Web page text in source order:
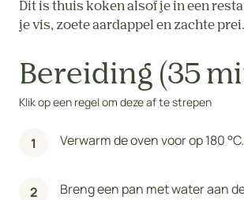
Dit is thuis koken alsof je in een
je vis, zoete aardappel en zachte
Bereiding (35
Klik op een regel om deze af te strepen
Verwarm de oven voor op 180
Breng een pan met water aan